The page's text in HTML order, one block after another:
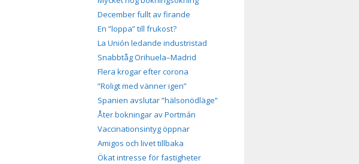
December fullt av firande
En ”loppa” till frukost?
La Unión ledande industristad
Snabbtåg Orihuela–Madrid
Flera krogar efter corona
”Roligt med vänner igen”
Spanien avslutar ”hälsonödläge”
Åter bokningar av Portmán
Vaccinationsintyg öppnar
Amigos och livet tillbaka
Ökat intresse för fastigheter